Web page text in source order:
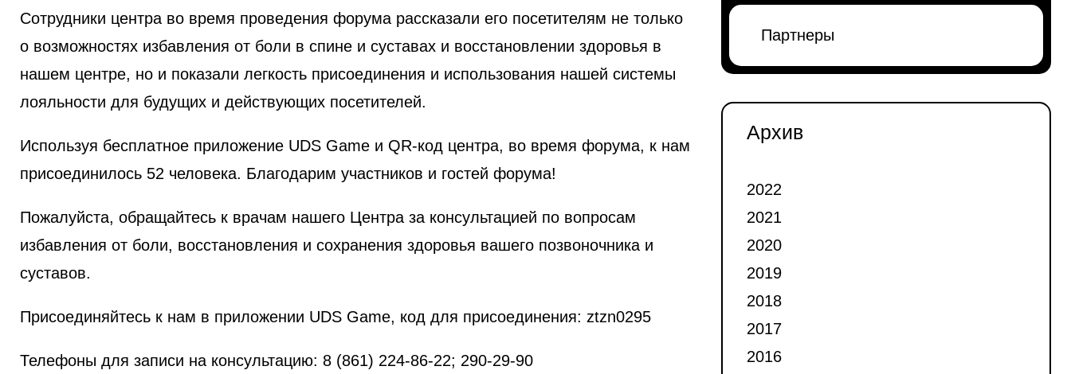
Партнеры
Архив
2022
2021
2020
2019
2018
2017
2016
Сотрудники центра во время проведения форума рассказали его посетителям не только
о возможностях избавления от боли в спине и суставах и восстановлении здоровья в
нашем центре, но и показали легкость присоединения и использования нашей системы
лояльности для будущих и действующих посетителей.
Используя бесплатное приложение UDS Game и QR-код центра, во время форума, к нам
присоединилось 52 человека. Благодарим участников и гостей форума!
Пожалуйста, обращайтесь к врачам нашего Центра за консультацией по вопросам
избавления от боли, восстановления и сохранения здоровья вашего позвоночника и
суставов.
Присоединяйтесь к нам в приложении UDS Game, код для присоединения: ztzn0295
Телефоны для записи на консультацию: 8 (861) 224-86-22; 290-29-90